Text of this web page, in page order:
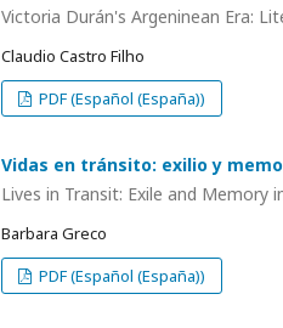
Victoria Durán's Argeninean Era:
Claudio Castro Filho
PDF (Español (España))
Vidas en tránsito: exilio y
Lives in Transit: Exile and Memory
Barbara Greco
PDF (Español (España))